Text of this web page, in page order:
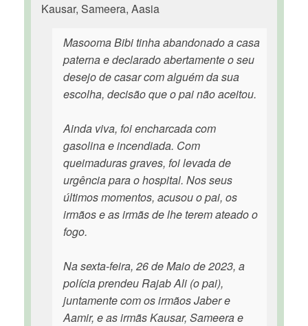
Kausar, Sameera, Aasia
Masooma Bibi tinha abandonado a casa
paterna e declarado abertamente o seu
desejo de casar com alguém da sua
escolha, decisão que o pai não aceitou.
Ainda viva, foi encharcada com
gasolina e incendiada. Com
queimaduras graves, foi levada de
urgência para o hospital. Nos seus
últimos momentos, acusou o pai, os
irmãos e as irmãs de lhe terem ateado o
fogo.
Na sexta-feira, 26 de Maio de 2023, a
polícia prendeu Rajab Ali (o pai),
juntamente com os irmãos Jaber e
Aamir, e as irmãs Kausar, Sameera e